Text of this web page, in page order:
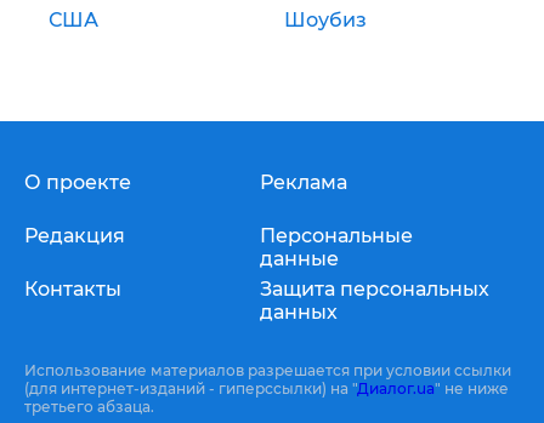
США Шоубиз
О проекте
Редакция
Контакты
Реклама
Персональные
данные
Защита персональных
данных
Использование материалов разрешается при условии ссылки
(для интернет-изданий - гиперссылки) на "Диалог.ua" не ниже
третьего абзаца.